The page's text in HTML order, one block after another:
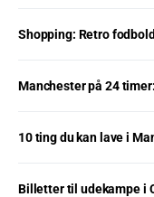
Shopping: Retro
Manchester på 24
10 ting du kan lave i
Billetter til udekampe i